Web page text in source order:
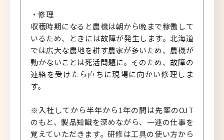
・修理
収穫時期になると農機は朝から晩まで稼働して
いるため、ときには故障が発生します。北海道
では広大な農地を耕す農家が多いため、農機が
動かないことは死活問題に。そのため、故障の
連絡を受けたら直ちに現場に向かい修理しま
す。
※入社してから半年から1年の間は先輩のOJT
のもと、製品知識を深めながら、一連の仕事を
覚えていただきます。研修は工具の使い方から